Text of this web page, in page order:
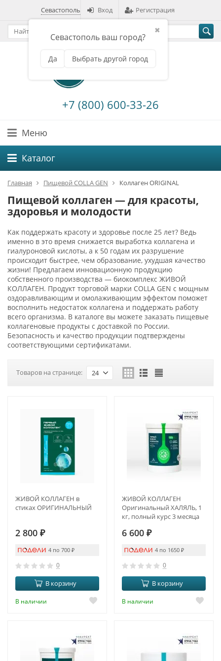
Севастополь
✖
Севастополь ваш город?
Да Выбрать другой город
Вход Регистрация
+7 (800) 600-33-26
Меню
Каталог
Главная Пищевой COLLA GEN Коллаген ORIGINAL
Пищевой коллаген — для красоты,
здоровья и молодости
Как поддержать красоту и здоровье после 25 лет? Ведь
именно в это время снижается выработка коллагена и
гиалуроновой кислоты, а к 50 годам их разрушение
происходит быстрее, чем образование, ухудшая качество
жизни! Предлагаем инновационную продукцию
собственного производства — биокомплекс ЖИВОЙ
КОЛЛАГЕН. Продукт торговой марки COLLA GEN с мощным
оздоравливающим и омолаживающим эффектом поможет
восполнить недостаток коллагена и поддержать работу
всего организма. В каталоге вы можете заказать пищевые
коллагеновые продукты с доставкой по России.
Безопасность и качество продукции подтверждены
соответствующими сертификатами.
Товаров на странице: 24
ЖИВОЙ КОЛЛАГЕН в
стиках ОРИГИНАЛЬНЫЙ
2 800 ₽
4 по 700 ₽
0
В корзину
В наличии
ЖИВОЙ КОЛЛАГЕН
Оригинальный ХАЛЯЛЬ, 1
кг, полный курс 3 месяца
6 600 ₽
4 по 1650 ₽
0
В корзину
В наличии